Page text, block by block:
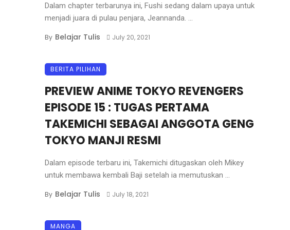
Dalam chapter terbarunya ini, Fushi sedang dalam upaya untuk
menjadi juara di pulau penjara, Jeannanda. ...
By Belajar Tulis July 20, 2021
BERITA PILIHAN
PREVIEW ANIME TOKYO REVENGERS
EPISODE 15 : TUGAS PERTAMA
TAKEMICHI SEBAGAI ANGGOTA GENG
TOKYO MANJI RESMI
Dalam episode terbaru ini, Takemichi ditugaskan oleh Mikey
untuk membawa kembali Baji setelah ia memutuskan ...
By Belajar Tulis July 18, 2021
MANGA